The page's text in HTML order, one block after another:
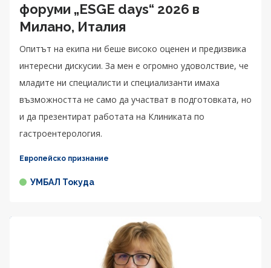
форуми „ESGE days“ 2026 в
Милано, Италия
Опитът на екипа ни беше високо оценен и предизвика
интересни дискусии. За мен е огромно удоволствие, че
младите ни специалисти и специализанти имаха
възможността не само да участват в подготовката, но
и да презентират работата на Клиниката по
гастроентерология.
Европейско признание
УМБАЛ Токуда